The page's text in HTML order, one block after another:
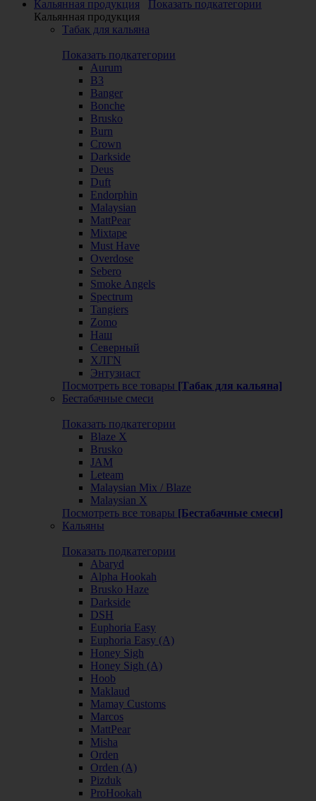
Кальянная продукция
Показать подкатегории
Кальянная продукция
Табак для кальяна
Показать подкатегории
Aurum
B3
Banger
Bonche
Brusko
Burn
Crown
Darkside
Deus
Duft
Endorphin
Malaysian
MattPear
Mixtape
Must Have
Overdose
Sebero
Smoke Angels
Spectrum
Tangiers
Zomo
Наш
Северный
ХЛГN
Энтузиаст
Посмотреть все товары [Табак для кальяна]
Бестабачные смеси
Показать подкатегории
Blaze X
Brusko
JAM
Leteam
Malaysian Mix / Blaze
Malaysian X
Посмотреть все товары [Бестабачные смеси]
Кальяны
Показать подкатегории
Abaryd
Alpha Hookah
Brusko Haze
Darkside
DSH
Euphoria Easy
Euphoria Easy (А)
Honey Sigh
Honey Sigh (А)
Hoob
Maklaud
Mamay Customs
Marcos
MattPear
Misha
Orden
Orden (А)
Pizduk
ProHookah